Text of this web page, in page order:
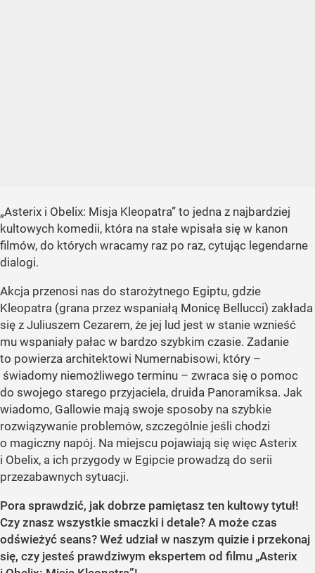
„Asterix i Obelix: Misja Kleopatra” to jedna z najbardziej
kultowych komedii, która na stałe wpisała się w kanon
filmów, do których wracamy raz po raz, cytując legendarne
dialogi.
Akcja przenosi nas do starożytnego Egiptu, gdzie
Kleopatra (grana przez wspaniałą Monicę Bellucci) zakłada
się z Juliuszem Cezarem, że jej lud jest w stanie wznieść
mu wspaniały pałac w bardzo szybkim czasie. Zadanie
to powierza architektowi Numernabisowi, który –
świadomy niemożliwego terminu – zwraca się o pomoc
do swojego starego przyjaciela, druida Panoramiksa. Jak
wiadomo, Gallowie mają swoje sposoby na szybkie
rozwiązywanie problemów, szczególnie jeśli chodzi
o magiczny napój. Na miejscu pojawiają się więc Asterix
i Obelix, a ich przygody w Egipcie prowadzą do serii
przezabawnych sytuacji.
Pora sprawdzić, jak dobrze pamiętasz ten kultowy tytuł!
Czy znasz wszystkie smaczki i detale? A może czas
odświeżyć seans? Weź udział w naszym quizie i przekonaj
się, czy jesteś prawdziwym ekspertem od filmu „Asterix